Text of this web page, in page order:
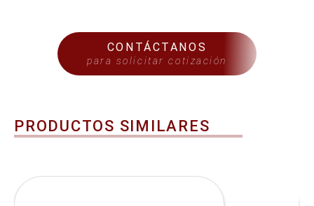
CONTÁCTANOS
para solicitar cotización
PRODUCTOS SIMILARES